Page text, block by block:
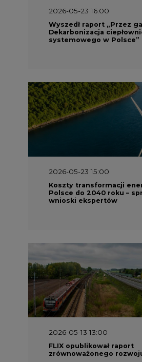
2026-05-23 16:00
Wyszedł raport „Przez
Dekarbonizacja
systemowego w Polsce”
2026-05-23 15:00
Koszty transformacji
Polsce do 2040 roku –
wnioski ekspertów
2026-05-13 13:00
FLIX opublikował raport
zrównoważonego